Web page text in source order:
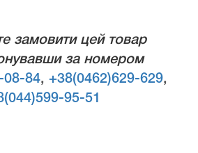
замовити цей товар
за номером
08-84, +38(0462)629-629,
95-51